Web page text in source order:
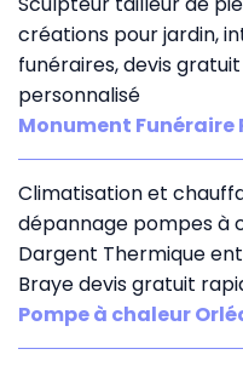
créations pour jardin,
funéraires, devis
personnalisé
Monument Funéraire
Climatisation et
dépannage pompes à
Dargent Thermique
Braye devis gratuit
Pompe à chaleur